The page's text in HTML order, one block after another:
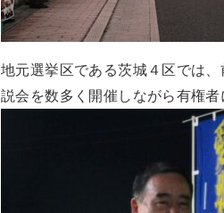
地元選挙区である茨城４区では
説会を数多く開催しながら有権